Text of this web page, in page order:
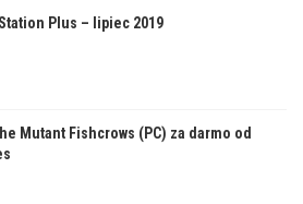
Plus – lipiec 2019
Mutant Fishcrows (PC) za darmo od